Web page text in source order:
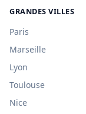
GRANDES VILLES
Paris
Marseille
Lyon
Toulouse
Nice